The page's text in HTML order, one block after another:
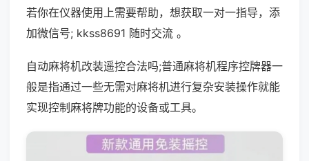
若你在仪器使用上需要帮助，想获取一对一指导，添
加微信号; kkss8691 随时交流 。
自动麻将机改装遥控合法吗;普通麻将机程序控牌器一
般是指通过一些无需对麻将机进行复杂安装操作就能
实现控制麻将牌功能的设备或工具。